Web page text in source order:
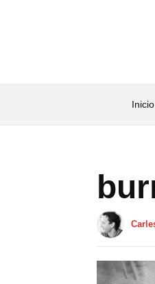
Inicio